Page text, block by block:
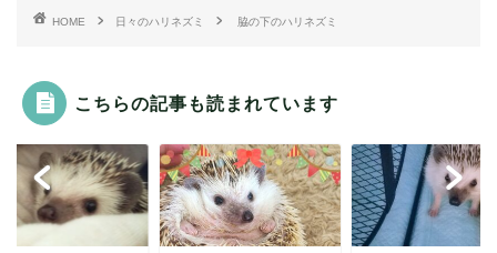
HOME 日々のハリネズミ 脇の下のハリネズミ
こちらの記事も読まれています